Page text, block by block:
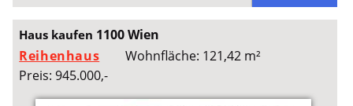
Haus kaufen 1100 Wien
Reihenhaus
Wohnfläche: 121,42 m²
Preis: 945.000,-